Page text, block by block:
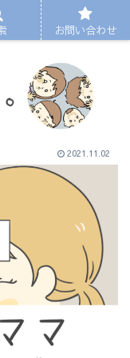
2021.11.02
お問い合わせ